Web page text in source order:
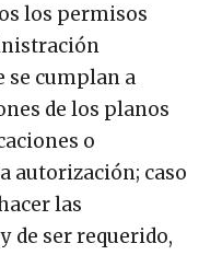
los permisos
se cumplan a
de los planos
o
autorización; caso
las
de ser requerido,